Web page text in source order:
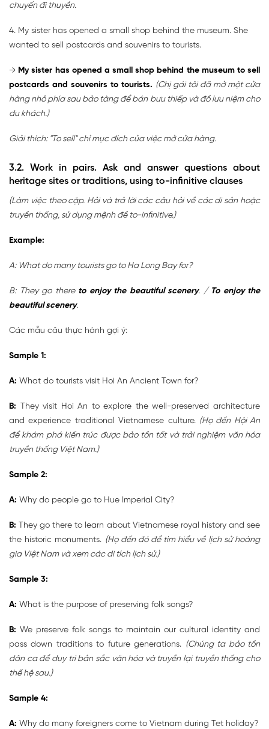
chuyến đi thuyền.
4. My sister has opened a small shop behind the museum. She
wanted to sell postcards and souvenirs to tourists.
→ My sister has opened a small shop behind the museum to sell
postcards and souvenirs to tourists. (Chị gái tôi đã mở một cửa
hàng nhỏ phía sau bảo tàng để bán bưu thiếp và đồ lưu niệm cho
du khách.)
Giải thích: "To sell" chỉ mục đích của việc mở cửa hàng.
3.2. Work in pairs. Ask and answer questions about
heritage sites or traditions, using to-infinitive clauses
(Làm việc theo cặp. Hỏi và trả lời các câu hỏi về các di sản hoặc
truyền thống, sử dụng mệnh đề to-infinitive.)
Example:
A: What do many tourists go to Ha Long Bay for?
B: They go there to enjoy the beautiful scenery. / To enjoy the
beautiful scenery.
Các mẫu câu thực hành gợi ý:
Sample 1:
A: What do tourists visit Hoi An Ancient Town for?
B: They visit Hoi An to explore the well-preserved architecture
and experience traditional Vietnamese culture. (Họ đến Hội An
để khám phá kiến trúc được bảo tồn tốt và trải nghiệm văn hóa
truyền thống Việt Nam.)
Sample 2:
A: Why do people go to Hue Imperial City?
B: They go there to learn about Vietnamese royal history and see
the historic monuments. (Họ đến đó để tìm hiểu về lịch sử hoàng
gia Việt Nam và xem các di tích lịch sử.)
Sample 3:
A: What is the purpose of preserving folk songs?
B: We preserve folk songs to maintain our cultural identity and
pass down traditions to future generations. (Chúng ta bảo tồn
dân ca để duy trì bản sắc văn hóa và truyền lại truyền thống cho
thế hệ sau.)
Sample 4:
A: Why do many foreigners come to Vietnam during Tet holiday?